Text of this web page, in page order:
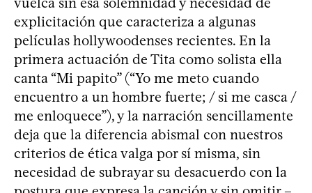
explicitación que caracteriza a algunas
películas hollywoodenses recientes. En la
primera actuación de Tita como solista ella
canta “Mi papito” (“Yo me meto cuando
encuentro a un hombre fuerte; / si me casca /
me enloquece”), y la narración sencillamente
deja que la diferencia abismal con nuestros
criterios de ética valga por sí misma, sin
necesidad de subrayar su desacuerdo con la